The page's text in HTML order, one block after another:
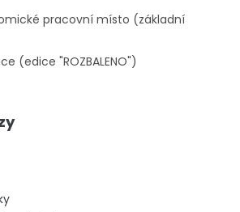
pracovní místo (základní
(edice "ROZBALENO")